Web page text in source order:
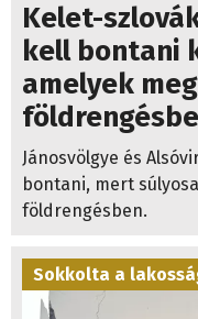
Kelet-
kell bontani
amelyek
Jánosvölgye és
bontani, mert
földrengésben.
Sokkolta a